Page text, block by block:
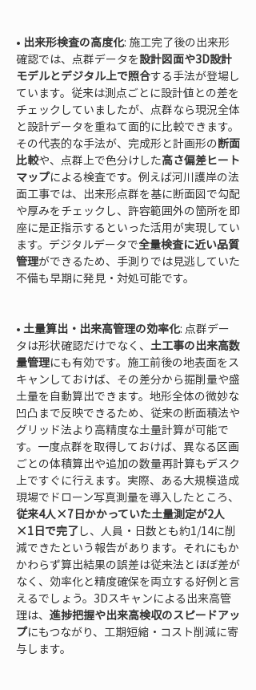
• 出来形検査の高度化: 施工完了後の出来形
確認では、点群データを設計図面や3D設計
モデルとデジタル上で照合する手法が登場し
ています。従来は測点ごとに設計値との差を
チェックしていましたが、点群なら現況全体
と設計データを重ねて面的に比較できます。
その代表的な手法が、完成形と計画形の断面
比較や、点群上で色分けした高さ偏差ヒート
マップによる検査です。例えば河川護岸の法
面工事では、出来形点群を基に断面図で勾配
や厚みをチェックし、許容範囲外の箇所を即
座に是正指示するといった活用が実現してい
ます。デジタルデータで全量検査に近い品質
管理ができるため、手測りでは見逃していた
不備も早期に発見・対処可能です。
• 土量算出・出来高管理の効率化: 点群デー
タは形状確認だけでなく、 土工事の出来高数
量管理にも有効です。施工前後の地表面をス
キャンしておけば、その差分から掘削量や盛
土量を自動算出できます。地形全体の微妙な
凹凸まで反映できるため、従来の断面積法や
グリッド法より高精度な土量計算が可能で
す。一度点群を取得しておけば、異なる区画
ごとの体積算出や追加の数量再計算もデスク
上ですぐに行えます。実際、ある大規模造成
現場でドローン写真測量を導入したところ、
従来4人×7日かかっていた土量測定が2人
×1日で完了し、人員・日数とも約1/14に削
減できたという報告があります。それにもか
かわらず算出結果の誤差は従来法とほぼ差が
なく、効率化と精度確保を両立する好例と言
えるでしょう。3Dスキャンによる出来高管
理は、 進捗把握や出来高検収のスピードアッ
プにもつながり、工期短縮・コスト削減に寄
与します。